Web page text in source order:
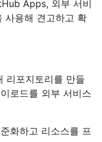
Apps, 외부 서비
용해 견고하고 확
리포지토리를 만들
로드를 외부 서비스
화하고 리소스를 프